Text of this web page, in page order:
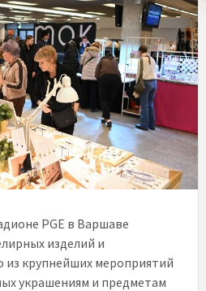
PGE в Варшаве
изделий и
из крупнейших мероприятий
украшениям и предметам